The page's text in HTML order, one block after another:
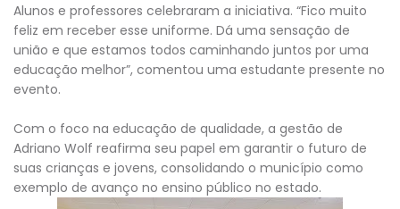
Alunos e professores celebraram a iniciativa. “Fico muito
feliz em receber esse uniforme. Dá uma sensação de
união e que estamos todos caminhando juntos por uma
educação melhor”, comentou uma estudante presente no
evento.
Com o foco na educação de qualidade, a gestão de
Adriano Wolf reafirma seu papel em garantir o futuro de
suas crianças e jovens, consolidando o município como
exemplo de avanço no ensino público no estado.